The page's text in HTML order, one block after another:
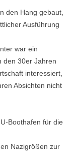
den Hang gebaut,
Ausführung
war ein
den 30er Jahren
interessiert,
Absichten nicht
Boothafen für die
Nazigrößen zur